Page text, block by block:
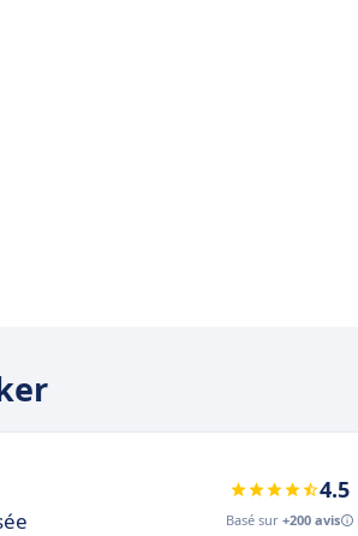
4.5
Basé sur +200 avis